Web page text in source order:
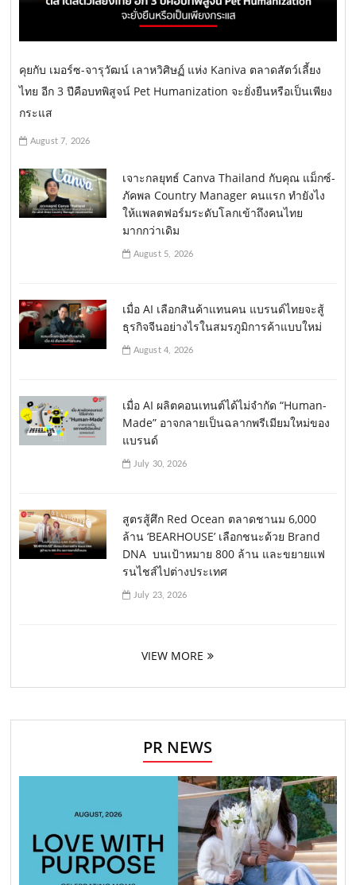
คุยกับ เมอร์ซ-จารุวัฒน์ เลาหวิศิษฏ์ แห่ง Kaniva ตลาดสัตว์เลี้ยง
ไทย อีก 3 ปีคือบทพิสูจน์ Pet Humanization จะยั่งยืนหรือเป็นเพียง
กระแส
August 7, 2026
เจาะกลยุทธ์ Canva Thailand กับคุณ แม็กซ์-
ภัคพล Country Manager คนแรก ทำยังไง
ให้แพลตฟอร์มระดับโลกเข้าถึงคนไทย
มากกว่าเดิม
August 5, 2026
เมื่อ AI เลือกสินค้าแทนคน แบรนด์ไทยจะสู้
ธุรกิจจีนอย่างไรในสมรภูมิการค้าแบบใหม่
August 4, 2026
เมื่อ AI ผลิตคอนเทนต์ได้ไม่จำกัด “Human-
Made” อาจกลายเป็นฉลากพรีเมียมใหม่ของ
แบรนด์
July 30, 2026
สูตรสู้ศึก Red Ocean ตลาดชานม 6,000
ล้าน ‘BEARHOUSE’ เลือกชนะด้วย Brand
DNA บนเป้าหมาย 800 ล้าน และขยายแฟ
รนไชส์ไปต่างประเทศ
July 23, 2026
VIEW MORE
PR NEWS